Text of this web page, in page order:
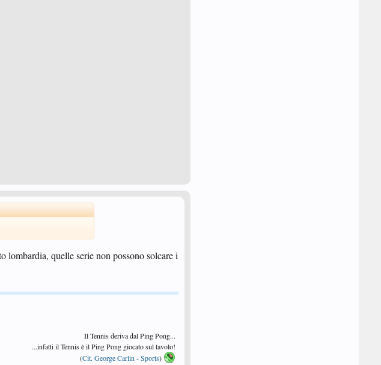
lombardia, quelle serie non possono solcare i
Il Tennis deriva dal Ping Pong...
...infatti il Tennis è il Ping Pong giocato sul tavolo!
(Cit. George Carlin - Sports)